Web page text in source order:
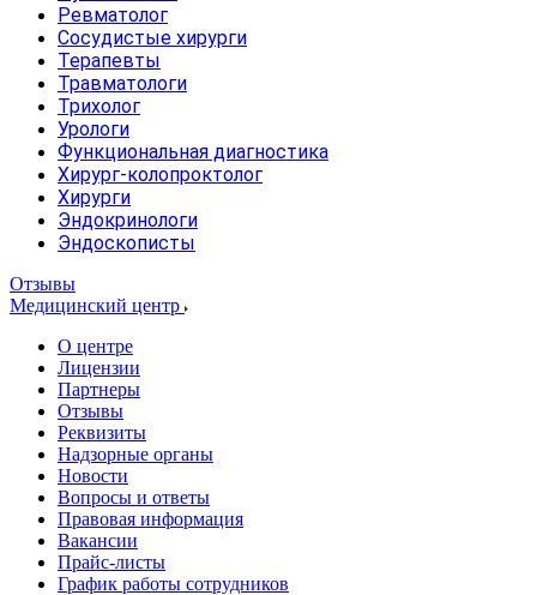
Ревматолог
Сосудистые хирурги
Терапевты
Травматологи
Трихолог
Урологи
Функциональная диагностика
Хирург-колопроктолог
Хирурги
Эндокринологи
Эндоскописты
Отзывы
Медицинский центр
О центре
Лицензии
Партнеры
Отзывы
Реквизиты
Надзорные органы
Новости
Вопросы и ответы
Правовая информация
Вакансии
Прайс-листы
График работы сотрудников